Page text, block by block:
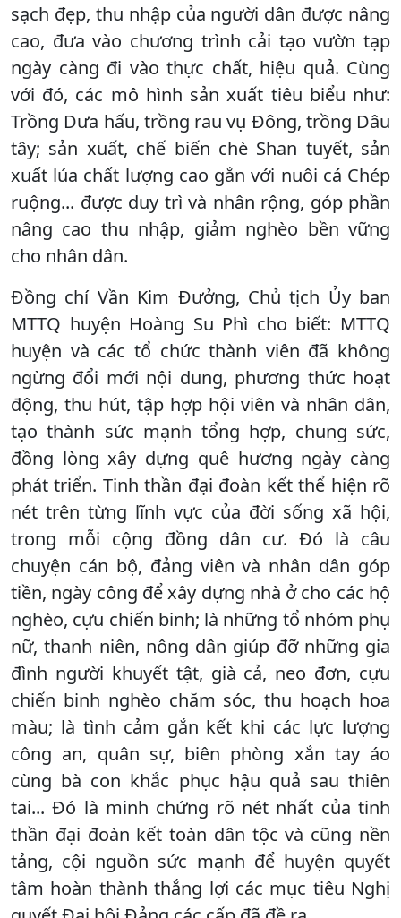
sạch đẹp, thu nhập của người dân được nâng
cao, đưa vào chương trình cải tạo vườn tạp
ngày càng đi vào thực chất, hiệu quả. Cùng
với đó, các mô hình sản xuất tiêu biểu như:
Trồng Dưa hấu, trồng rau vụ Đông, trồng Dâu
tây; sản xuất, chế biến chè Shan tuyết, sản
xuất lúa chất lượng cao gắn với nuôi cá Chép
ruộng... được duy trì và nhân rộng, góp phần
nâng cao thu nhập, giảm nghèo bền vững
cho nhân dân.
Đồng chí Vần Kim Đưởng, Chủ tịch Ủy ban
MTTQ huyện Hoàng Su Phì cho biết: MTTQ
huyện và các tổ chức thành viên đã không
ngừng đổi mới nội dung, phương thức hoạt
động, thu hút, tập hợp hội viên và nhân dân,
tạo thành sức mạnh tổng hợp, chung sức,
đồng lòng xây dựng quê hương ngày càng
phát triển. Tinh thần đại đoàn kết thể hiện rõ
nét trên từng lĩnh vực của đời sống xã hội,
trong mỗi cộng đồng dân cư. Đó là câu
chuyện cán bộ, đảng viên và nhân dân góp
tiền, ngày công để xây dựng nhà ở cho các hộ
nghèo, cựu chiến binh; là những tổ nhóm phụ
nữ, thanh niên, nông dân giúp đỡ những gia
đình người khuyết tật, già cả, neo đơn, cựu
chiến binh nghèo chăm sóc, thu hoạch hoa
màu; là tình cảm gắn kết khi các lực lượng
công an, quân sự, biên phòng xắn tay áo
cùng bà con khắc phục hậu quả sau thiên
tai... Đó là minh chứng rõ nét nhất của tinh
thần đại đoàn kết toàn dân tộc và cũng nền
tảng, cội nguồn sức mạnh để huyện quyết
tâm hoàn thành thắng lợi các mục tiêu Nghị